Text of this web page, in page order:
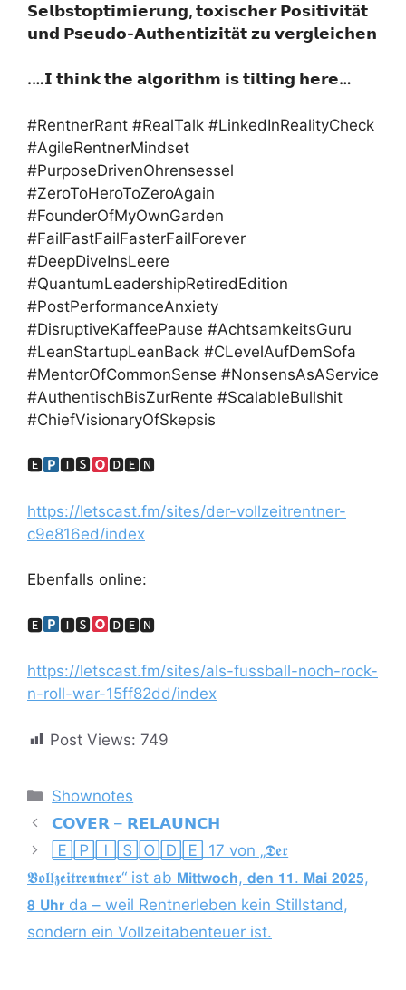
𝗦𝗲𝗹𝗯𝘀𝘁𝗼𝗽𝘁𝗶𝗺𝗶𝗲𝗿𝘂𝗻𝗴, 𝘁𝗼𝘅𝗶𝘀𝗰𝗵𝗲𝗿 𝗣𝗼𝘀𝗶𝘁𝗶𝘃𝗶𝘁ä𝘁
𝘂𝗻𝗱 𝗣𝘀𝗲𝘂𝗱𝗼-𝗔𝘂𝘁𝗵𝗲𝗻𝘁𝗶𝘇𝗶𝘁ä𝘁 𝘇𝘂 𝘃𝗲𝗿𝗴𝗹𝗲𝗶𝗰𝗵𝗲𝗻
.…𝗜 𝘁𝗵𝗶𝗻𝗸 𝘁𝗵𝗲 𝗮𝗹𝗴𝗼𝗿𝗶𝘁𝗵𝗺 𝗶𝘀 𝘁𝗶𝗹𝘁𝗶𝗻𝗴 𝗵𝗲𝗿𝗲…
#RentnerRant #RealTalk #LinkedInRealityCheck
#AgileRentnerMindset
#PurposeDrivenOhrensessel
#ZeroToHeroToZeroAgain
#FounderOfMyOwnGarden
#FailFastFailFasterFailForever
#DeepDiveInsLeere
#QuantumLeadershipRetiredEdition
#PostPerformanceAnxiety
#DisruptiveKaffeePause #AchtsamkeitsGuru
#LeanStartupLeanBack #CLevelAufDemSofa
#MentorOfCommonSense #NonsensAsAService
#AuthentischBisZurRente #ScalableBullshit
#ChiefVisionaryOfSkepsis
🅴 🅸🆂 🅳🅴🅽
https://letscast.fm/sites/der-vollzeitrentner-
c9e816ed/index
Ebenfalls online:
🅴 🅸🆂 🅳🅴🅽
https://letscast.fm/sites/als-fussball-noch-rock-
n-roll-war-15ff82dd/index
Post Views: 749
Kategorien
Shownotes
𝗖𝗢𝗩𝗘𝗥 – 𝗥𝗘𝗟𝗔𝗨𝗡𝗖𝗛
🄴🄿🄸🅂🄾🄳🄴 17 von „𝕯𝖊𝖗
𝖁𝖔𝖑𝖑𝖟𝖊𝖎𝖙𝖗𝖊𝖓𝖙𝖓𝖊𝖗“ ist ab 𝗠𝗶𝘁𝘁𝘄𝗼𝗰𝗵, 𝗱𝗲𝗻 𝟭𝟭. 𝗠𝗮𝗶 𝟮𝟬𝟮𝟱,
𝟴 𝗨𝗵𝗿 da – weil Rentnerleben kein Stillstand,
sondern ein Vollzeitabenteuer ist.